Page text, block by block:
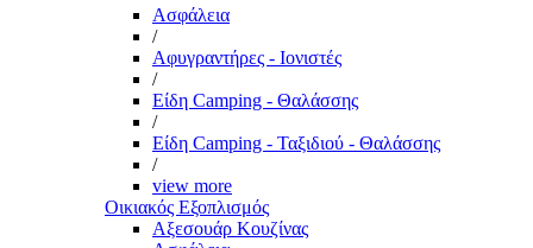
Ασφάλεια
/
Αφυγραντήρες - Ιονιστές
/
Είδη Camping - Θαλάσσης
/
Είδη Camping - Ταξιδιού - Θαλάσσης
/
view more
Οικιακός Εξοπλισμός
Αξεσουάρ Κουζίνας